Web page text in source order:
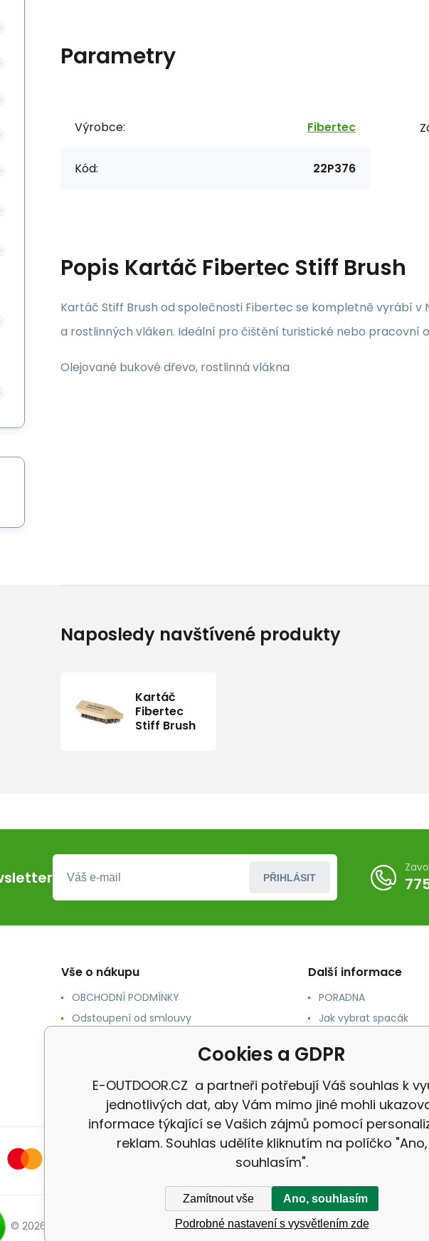
Parametry
Výrobce: Fibertec
Kód: 22P376
Popis Kartáč Fibertec Stiff Brush
Kartáč Stiff Brush od společnosti Fibertec se kompletně vyrábí v
a rostlinných vláken. Ideální pro čištění turistické nebo pracovní
Olejované bukové dřevo, rostlinná vlákna
Naposledy navštívené produkty
Kartáč
Fibertec
Stiff Brush
PŘIHLÁSIT
Vše o nákupu
OBCHODNÍ PODMÍNKY
Odstoupení od smlouvy
Ochrana osobních údajů
Další informace
PORADNA
Jak vybrat spacák
Jak vybrat karimatku
Reklamace
© 2026 E-OUTDOOR.CZ | Mapa stránek
Cookies a GDPR
E-OUTDOOR.CZ a partneři potřebují Váš souhlas k
jednotlivých dat, aby Vám mimo jiné mohli
informace týkající se Vašich zájmů pomocí
reklam. Souhlas udělíte kliknutím na políčko "Ano,
souhlasím".
Zamítnout vše Ano, souhlasím
Podrobné nastavení s vysvětlením zde